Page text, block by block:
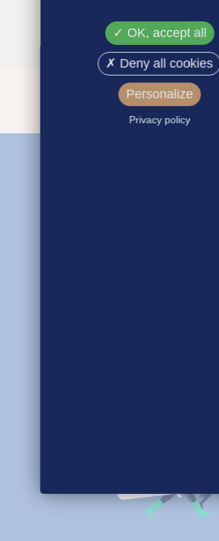
OK, accept all
Deny all cookies
Personalize
Privacy policy